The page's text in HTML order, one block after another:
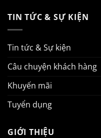
TIN TỨC & SỰ KIỆN
Tin tức & Sự kiện
Câu chuyện khách hàng
Khuyến mãi
Tuyển dụng
GIỚI THIỆU